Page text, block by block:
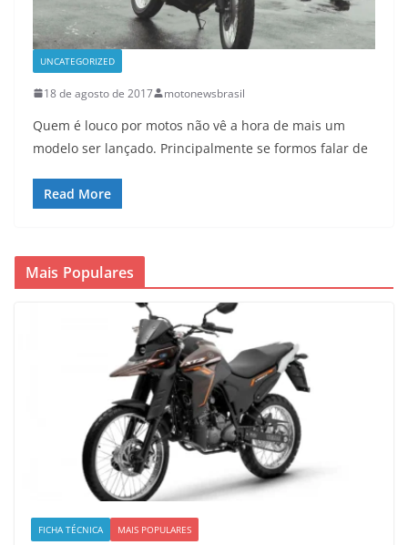
UNCATEGORIZED
18 de agosto de 2017 motonewsbrasil
Quem é louco por motos não vê a hora de mais um
modelo ser lançado. Principalmente se formos falar de
Read More
Mais Populares
FICHA TÉCNICA MAIS POPULARES